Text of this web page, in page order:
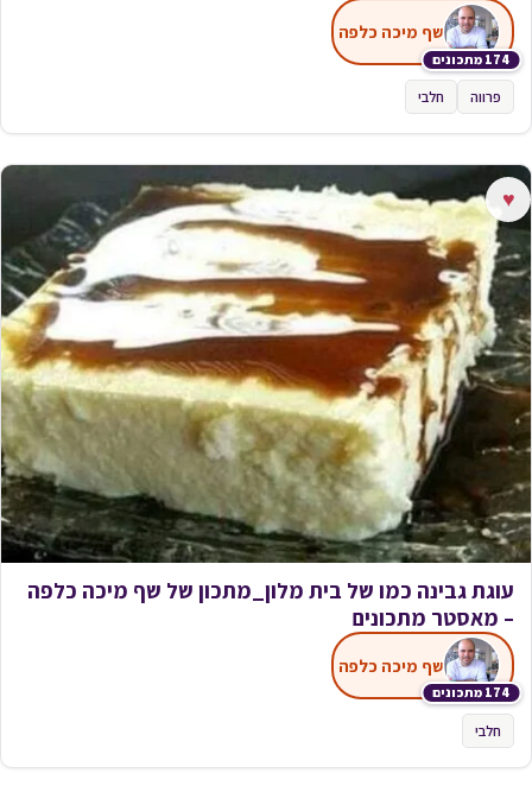
174 מתכונים
שף מיכה כלפה
פרווה חלבי
♥
עוגת גבינה כמו של בית מלון_מתכון של שף מיכה כלפה
– מאסטר מתכונים
174 מתכונים
שף מיכה כלפה
חלבי